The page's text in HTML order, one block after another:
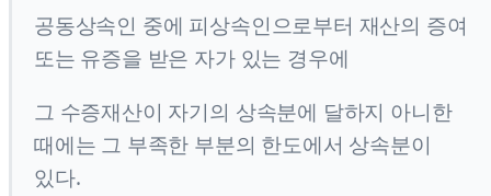
공동상속인 중에 피상속인으로부터 재산의 증여
또는 유증을 받은 자가 있는 경우에
그 수증재산이 자기의 상속분에 달하지 아니한
때에는 그 부족한 부분의 한도에서 상속분이
있다.